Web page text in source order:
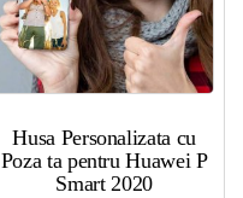
Husa Personalizata cu
Poza ta pentru Huawei P
Smart 2020